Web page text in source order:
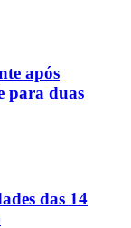
após
para duas
das 14